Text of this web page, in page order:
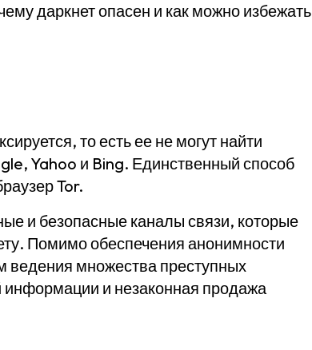
даркнет опасен и как можно избежать
то есть ее не могут найти
Yahoo и Bing. Единственный способ
Tor.
и безопасные каналы связи, которые
Помимо обеспечения анонимности
ведения множества преступных
информации и незаконная продажа